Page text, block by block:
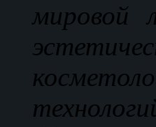
мировой